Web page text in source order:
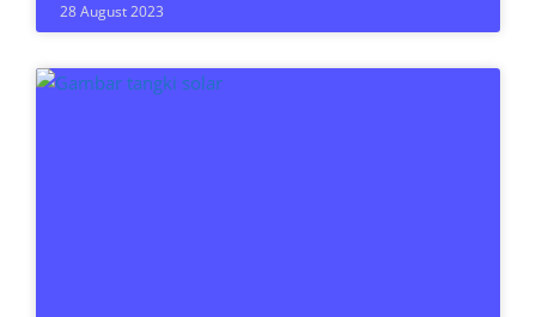
28 August 2023